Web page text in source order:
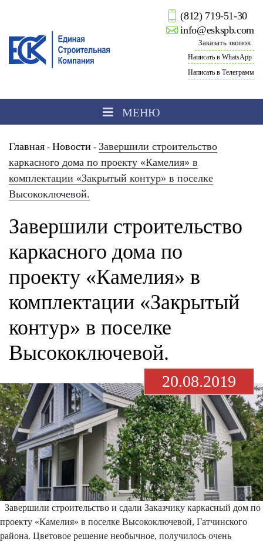
(812) 719-51-30
info@eskspb.com
Заказать звонок
Написать в WhatsApp
Написать в Телеграмм
МЕНЮ
Главная - Новости - Завершили строительство
каркасного дома по проекту «Камелия» в
комплектации «Закрытый контур» в поселке
Высокоключевой.
Завершили строительство
каркасного дома по
проекту «Камелия» в
комплектации «Закрытый
контур» в поселке
Высокоключевой.
20.08.2019
Завершили строительство и сдали Заказчику каркасный дом по
проекту «Камелия» в поселке Высокоключевой, Гатчинского
района. Цветовое решение необычное, получилось очень